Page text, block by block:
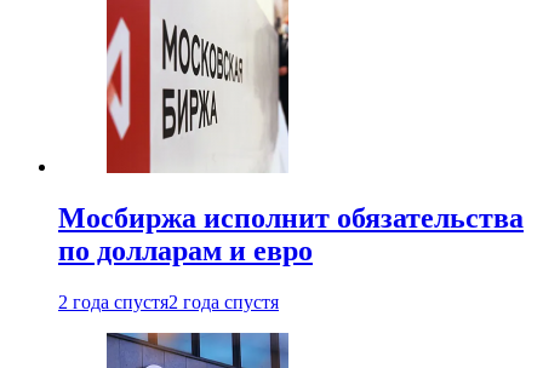
Мосбиржа исполнит обязательства
по долларам и евро
2 года спустя2 года спустя